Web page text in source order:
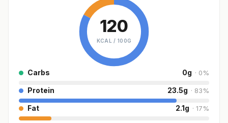
120
KCAL / 100G
Carbs 0g · 0%
Protein 23.5g · 83%
Fat 2.1g · 17%